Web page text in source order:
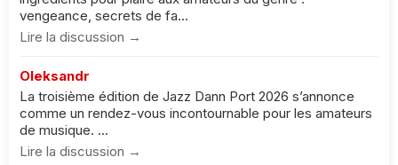
vengeance, secrets de fa...
Lire la discussion →
Oleksandr
La troisième édition de Jazz Dann Port 2026 s’annonce
comme un rendez-vous incontournable pour les amateurs
de musique. ...
Lire la discussion →